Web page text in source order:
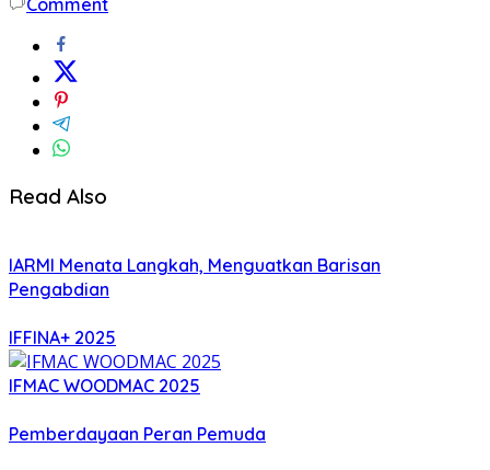
Read Also
IARMI Menata Langkah, Menguatkan Barisan
Pengabdian
IFFINA+ 2025
IFMAC WOODMAC 2025
Pemberdayaan Peran Pemuda